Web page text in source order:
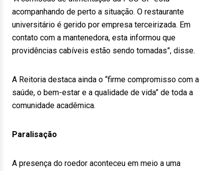
acompanhando de perto a situação. O restaurante
universitário é gerido por empresa terceirizada. Em
contato com a mantenedora, esta informou que
providências cabíveis estão sendo tomadas”, disse.
A Reitoria destaca ainda o “firme compromisso com a
saúde, o bem-estar e a qualidade de vida” de toda a
comunidade acadêmica.
Paralisação
A presença do roedor aconteceu em meio a uma